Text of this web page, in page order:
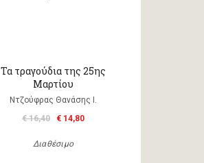
Τα τραγούδια της 25ης
Μαρτίου
Ντζούφρας Θανάσης Ι.
€ 16,40
€ 14,80
Διαθέσιμο